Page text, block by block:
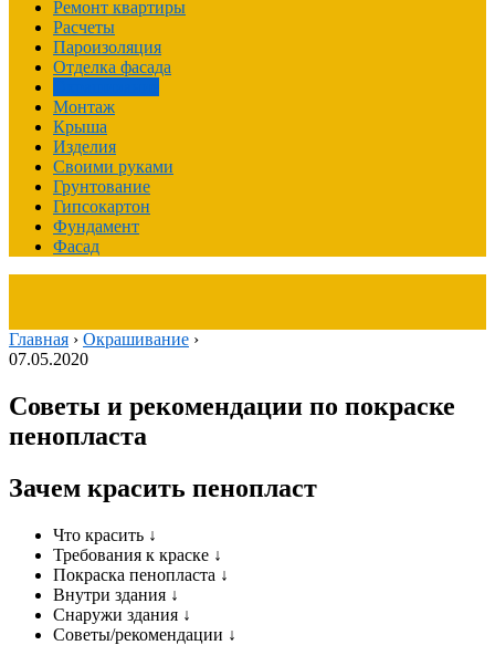
Ремонт квартиры
Расчеты
Пароизоляция
Отделка фасада
Монтаж
Крыша
Изделия
Своими руками
Грунтование
Гипсокартон
Фундамент
Фасад
Главная › Окрашивание ›
07.05.2020
Советы и рекомендации по покраске
пенопласта
Зачем красить пенопласт
Что красить ↓
Требования к краске ↓
Покраска пенопласта ↓
Внутри здания ↓
Снаружи здания ↓
Советы/рекомендации ↓